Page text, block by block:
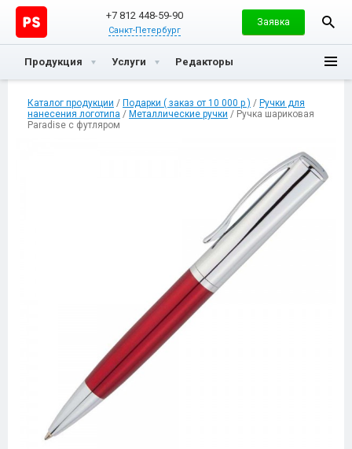
+7 812 448-59-90
Санкт-Петербург
Заявка
Продукция Услуги Редакторы
Каталог продукции / Подарки ( заказ от 10 000 р ) / Ручки для
нанесения логотипа / Металлические ручки / Ручка шариковая
Paradise с футляром